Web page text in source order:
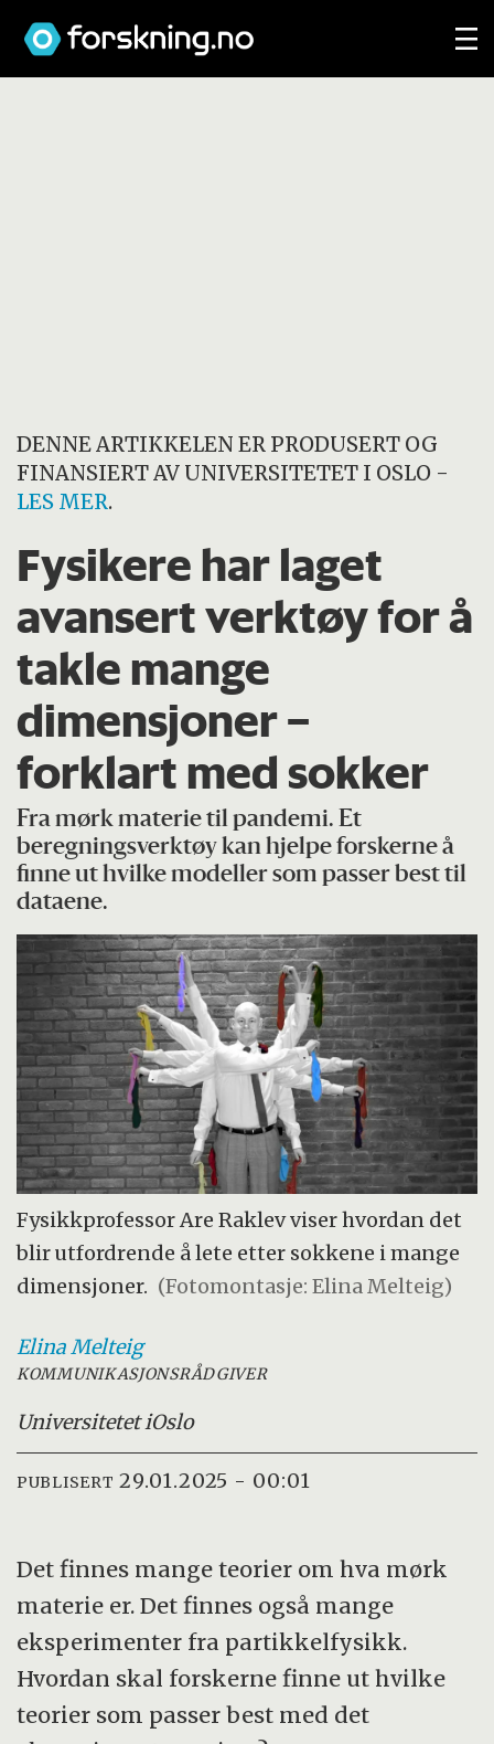
DENNE ARTIKKELEN ER PRODUSERT OG
FINANSIERT AV UNIVERSITETET I OSLO -
LES MER.
Fysikere har laget
avansert verktøy for å
takle mange
dimensjoner –
forklart med sokker
Fra mørk materie til pandemi. Et
beregningsverktøy kan hjelpe forskerne å
finne ut hvilke modeller som passer best til
dataene.
Fysikkprofessor Are Raklev viser hvordan det
blir utfordrende å lete etter sokkene i mange
dimensjoner. (Fotomontasje: Elina Melteig)
ElinaMelteig
KOMMUNIKASJONSRÅDGIVER
Universitetet iOslo
PUBLISERT 29.01.2025 - 00:01
Det finnes mange teorier om hva mørk
materie er. Det finnes også mange
eksperimenter fra partikkelfysikk.
Hvordan skal forskerne finne ut hvilke
teorier som passer best med det